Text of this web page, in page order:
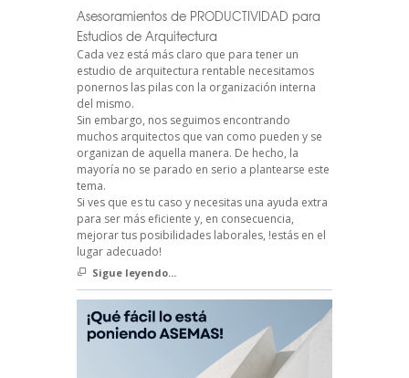
Asesoramientos de PRODUCTIVIDAD para
Estudios de Arquitectura
Cada vez está más claro que para tener un
estudio de arquitectura rentable necesitamos
ponernos las pilas con la organización interna
del mismo.
Sin embargo, nos seguimos encontrando
muchos arquitectos que van como pueden y se
organizan de aquella manera. De hecho, la
mayoría no se parado en serio a plantearse este
tema.
Si ves que es tu caso y necesitas una ayuda extra
para ser más eficiente y, en consecuencia,
mejorar tus posibilidades laborales, !estás en el
lugar adecuado!
Sigue leyendo...